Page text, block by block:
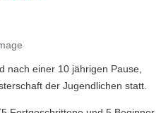
nach einer 10 jährigen Pause,
der Jugendlichen statt.